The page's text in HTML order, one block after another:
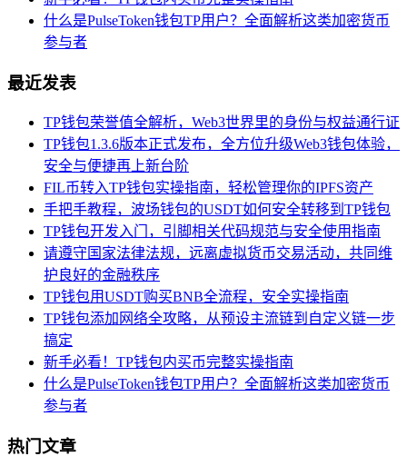
什么是PulseToken钱包TP用户？全面解析这类加密货币
参与者
最近发表
TP钱包荣誉值全解析，Web3世界里的身份与权益通行证
TP钱包1.3.6版本正式发布，全方位升级Web3钱包体验，
安全与便捷再上新台阶
FIL币转入TP钱包实操指南，轻松管理你的IPFS资产
手把手教程，波场钱包的USDT如何安全转移到TP钱包
TP钱包开发入门，引脚相关代码规范与安全使用指南
请遵守国家法律法规，远离虚拟货币交易活动，共同维
护良好的金融秩序
TP钱包用USDT购买BNB全流程，安全实操指南
TP钱包添加网络全攻略，从预设主流链到自定义链一步
搞定
新手必看！TP钱包内买币完整实操指南
什么是PulseToken钱包TP用户？全面解析这类加密货币
参与者
热门文章